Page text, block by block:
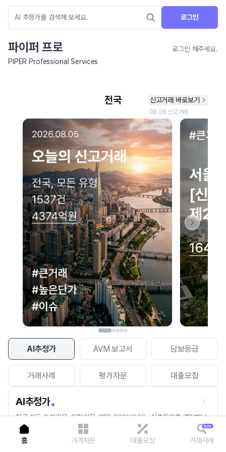
로그인
파이퍼 프로
로그인 해주세요.
PIPER Professional Services
AI추정가 AVM 보고서 담보등급
거래사례 평가자문 대출모집
AI추정가
전국 모든 토지건물, 집합건물, 매월 업데이트되는 AI추정가를 경험해보
세요.
네이버 지도 연결 안내
현재 네이버 지도 연결이 원활하지 않아 지도를 불러올 수 없습니다.
이용에 불편을 드려 죄송합니다.
다시 시도
홈 가격자문 대출모집 거래사례